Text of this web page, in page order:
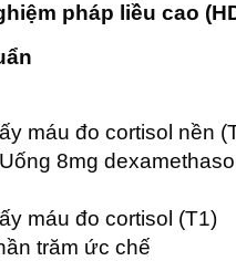
pháp liều cao
máu đo cortisol nền
8mg
máu đo cortisol (T1)
trăm ức chế